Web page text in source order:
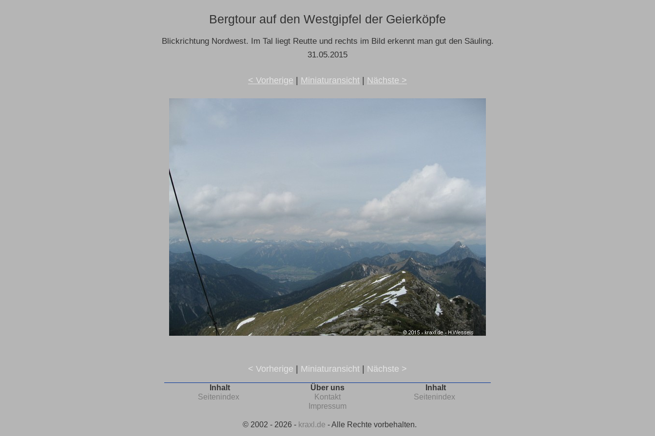
Bergtour auf den Westgipfel der Geierköpfe
Blickrichtung Nordwest. Im Tal liegt Reutte und rechts im Bild erkennt man gut den Säuling.
31.05.2015
< Vorherige | Miniaturansicht | Nächste >
< Vorherige Miniaturansicht Nächste >
Inhalt
Seitenindex
Über uns
Kontakt
Impressum
Inhalt
Seitenindex
© 2002 - 2026 - kraxl.de - Alle Rechte vorbehalten.